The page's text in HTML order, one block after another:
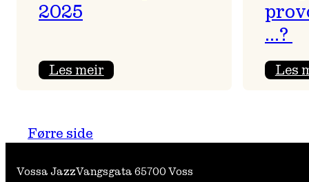
2025
Les meir:
2025
…?
Les
Førre side
Vossa JazzVangsgata 65700 Voss